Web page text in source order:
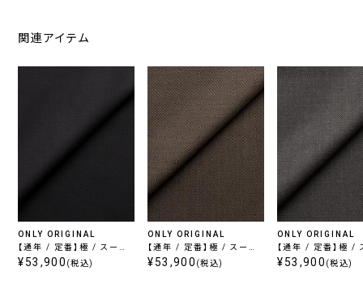
関連アイテム
ONLY ORIGINAL
【通年 / 定番】極 / スーパ
ー120's ネイビー
¥53,900 (税込)
ONLY ORIGINAL
【通年 / 定番】極 / スーパ
ー120's ブラウン
¥53,900 (税込)
ONLY ORIGINAL
【通年 / 定番】極 /
ー120's グレー
¥53,900 (税込)